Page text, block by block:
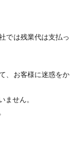
では残業代は支払っ
、お客様に迷惑をか
ません。